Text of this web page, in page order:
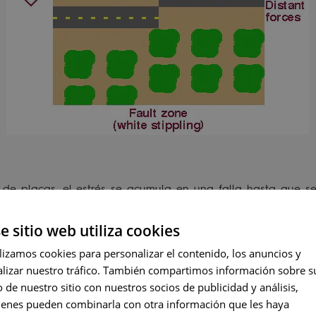
placas, el estrés se acumula en una falla hasta que
Esta es la teoría del "rebote elástico" del
pueden encontrar en Internet buscando las palabras
sitio web utiliza cookies
cookies para personalizar el contenido, los anuncios y
nuestro tráfico. También compartimos información sobre
de nuestro sitio con nuestros socios de publicidad y análisis,
pueden combinarla con otra información que les haya